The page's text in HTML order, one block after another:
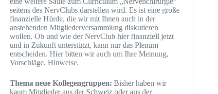
seitens des NervClubs darstellen wird. Es ist eine große
finanzielle Hürde, die wir mit Ihnen auch in der
anstehenden Mitgliederversammlung diskutieren
wollen. Ob und wie der NervClub hier finanziell jetzt
und in Zukunft unterstützt, kann nur das Plenum
entscheiden. Hier bitten wir auch um Ihre Meinung,
Vorschläge, Hinweise.
Thema neue Kollegengruppen: Bisher haben wir
kaum Mitglieder aus der Schweiz oder aus der